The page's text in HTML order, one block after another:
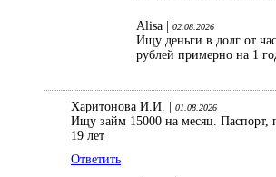
Alisa | 02.08.2026
Ищу деньги в долг от
рублей примерно на 1
Харитонова И.И. | 01.08.2026
Ищу займ 15000 на месяц. Паспорт,
19 лет
Ответить